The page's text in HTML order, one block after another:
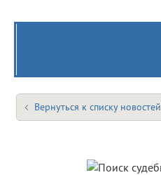
Вернуться к списку новостей